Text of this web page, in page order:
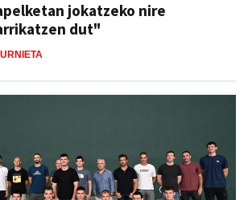
jokatzeko nire
dut"
URNIETA